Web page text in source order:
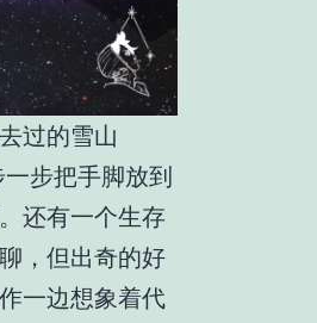
过的雪山
步把手脚放到
还有一个生存
，但出奇的好
一边想象着代